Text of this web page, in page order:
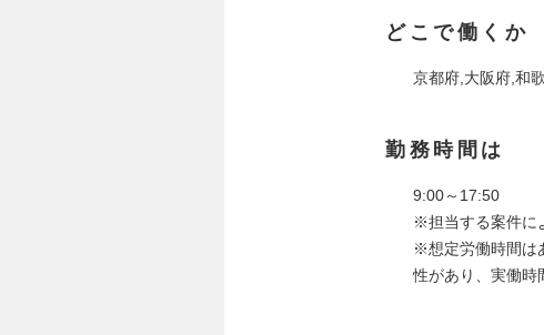
どこで働くか
京都府,大阪府,和
勤務時間は
9:00～17:50
※担当する案件に
※想定労働時間は
性があり、実働時